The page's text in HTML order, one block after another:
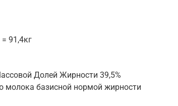
91,4кг
Долей Жирности 39,5%
молока базисной нормой жирности